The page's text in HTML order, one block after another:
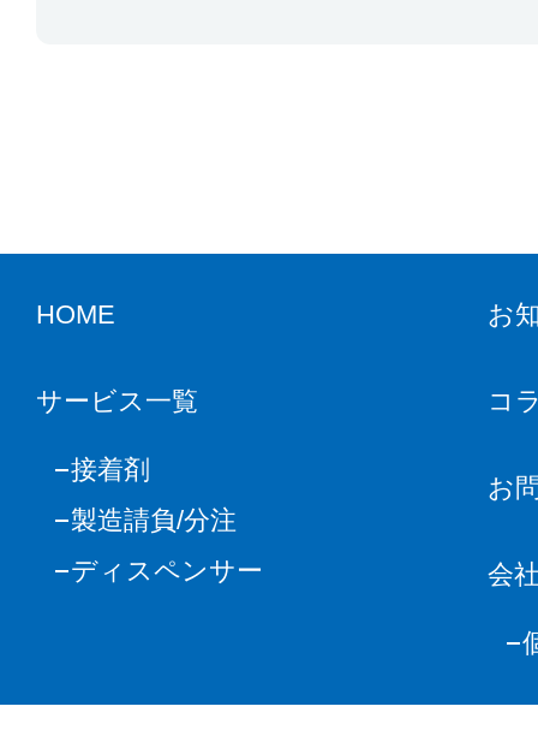
HOME
サービス一覧
接着剤
製造請負/分注
ディスペンサー
お
コ
お
会